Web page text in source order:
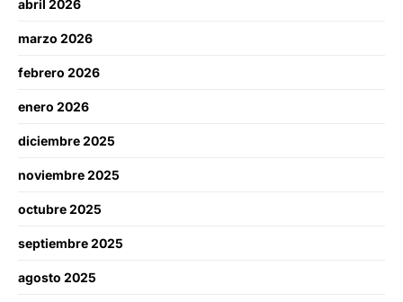
abril 2026
marzo 2026
febrero 2026
enero 2026
diciembre 2025
noviembre 2025
octubre 2025
septiembre 2025
agosto 2025